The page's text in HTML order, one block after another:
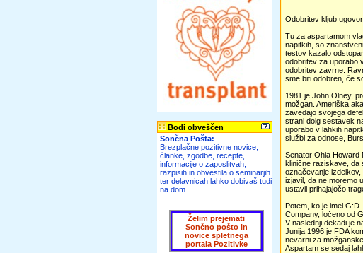
Bodi obveščen
Sončna Pošta:
Brezplačne pozitivne novice,
članke, zgodbe, recepte,
informacije o zaposlitvah,
razpisih in obvestila o seminarjih
ter delavnicah lahko dobivaš tudi
na dom.
Želim prejemati
Sončno pošto in
novice spletnega
portala Pozitivke
Odobritev kljub
Tu za aspartamom
napitkih, so
testov kazalo
odobritev za uporabo
odobritev zavrne.
sme biti odobren, če
1981 je John Olney,
možgan. Ameriška
zavedajo svojega
strani dolg sestavek
uporabo v lahkih
službi za odnose,
Senator Ohia Howard
klinične raziskave, da
označevanje
izjavil, da ne moremo
ustavil prihajajočo
Potem, ko je imel
Company, ločeno od
V naslednji dekadi je
Junija 1996 je FDA
nevarni za
Aspartam se sedaj